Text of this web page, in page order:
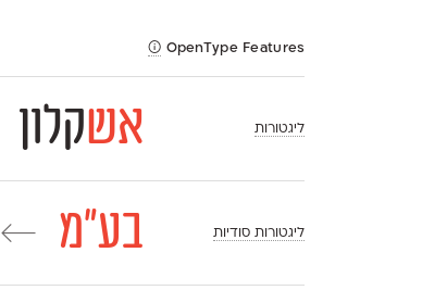
OpenType Features
ליגטורות אשקלון
ליגטורות סודיות בע״מ ←